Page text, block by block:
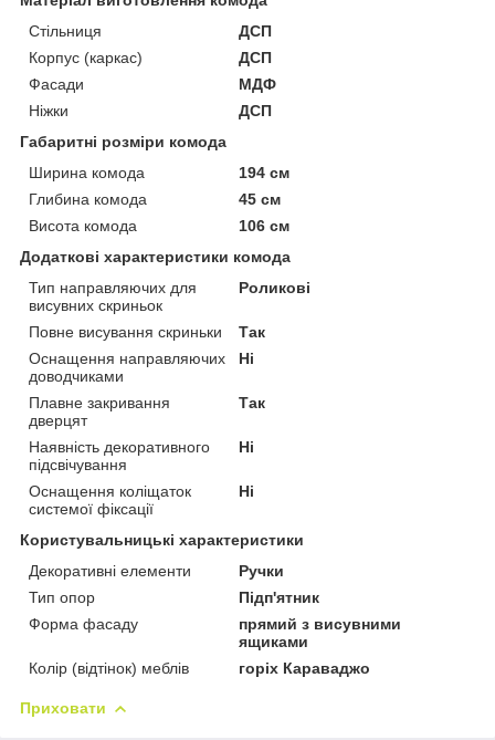
Стільниця
ДСП
Корпус (каркас)
ДСП
Фасади
МДФ
Ніжки
ДСП
Габаритні розміри комода
Ширина комода
194 см
Глибина комода
45 см
Висота комода
106 см
Додаткові характеристики комода
Тип направляючих для
висувних скриньок
Роликові
Повне висування скриньки
Так
Оснащення направляючих
доводчиками
Ні
Плавне закривання
дверцят
Так
Наявність декоративного
підсвічування
Ні
Оснащення коліщаток
системої фіксації
Ні
Користувальницькі характеристики
Декоративні елементи
Ручки
Тип опор
Підп'ятник
Форма фасаду
прямий з висувними
ящиками
Колір (відтінок) меблів
горіх Караваджо
Приховати